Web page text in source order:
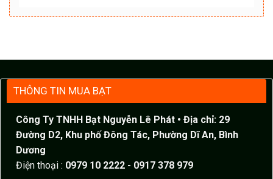
THÔNG TIN MUA BẠT
Công Ty TNHH Bạt Nguyễn Lê Phát • Địa chỉ: 29
Đường D2, Khu phố Đông Tác, Phường Dĩ An, Bình
Dương
Điện thoại : 0979 10 2222 - 0917 378 979